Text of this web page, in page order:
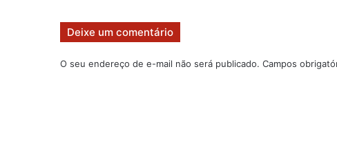
Deixe um comentário
O seu endereço de e-mail não será publicado. Campos